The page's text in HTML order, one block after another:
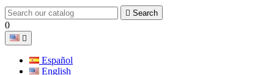
 Search
0

Español
English